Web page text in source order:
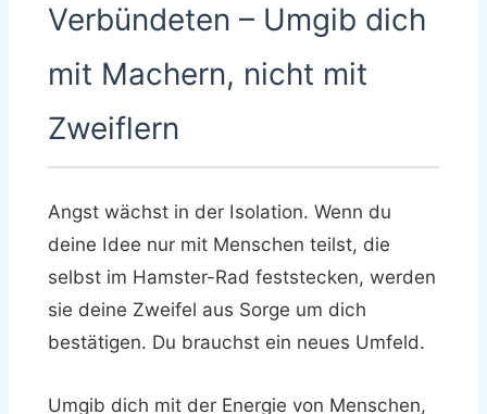
Verbündeten – Umgib dich
mit Machern, nicht mit
Zweiflern
Angst wächst in der Isolation. Wenn du
deine Idee nur mit Menschen teilst, die
selbst im Hamster-Rad feststecken, werden
sie deine Zweifel aus Sorge um dich
bestätigen. Du brauchst ein neues Umfeld.
Umgib dich mit der Energie von Menschen,